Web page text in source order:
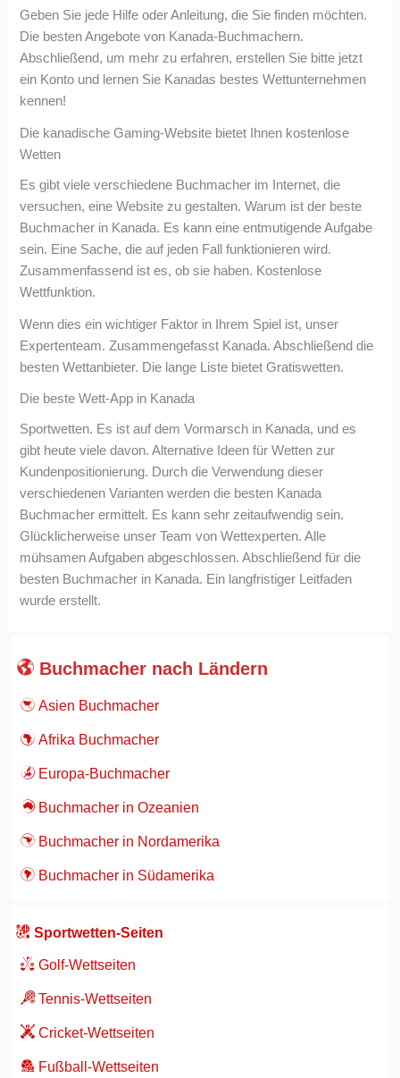
Geben Sie jede Hilfe oder Anleitung, die Sie finden möchten.
Die besten Angebote von Kanada-Buchmachern.
Abschließend, um mehr zu erfahren, erstellen Sie bitte jetzt
ein Konto und lernen Sie Kanadas bestes Wettunternehmen
kennen!
Die kanadische Gaming-Website bietet Ihnen kostenlose
Wetten
Es gibt viele verschiedene Buchmacher im Internet, die
versuchen, eine Website zu gestalten. Warum ist der beste
Buchmacher in Kanada. Es kann eine entmutigende Aufgabe
sein. Eine Sache, die auf jeden Fall funktionieren wird.
Zusammenfassend ist es, ob sie haben. Kostenlose
Wettfunktion.
Wenn dies ein wichtiger Faktor in Ihrem Spiel ist, unser
Expertenteam. Zusammengefasst Kanada. Abschließend die
besten Wettanbieter. Die lange Liste bietet Gratiswetten.
Die beste Wett-App in Kanada
Sportwetten. Es ist auf dem Vormarsch in Kanada, und es
gibt heute viele davon. Alternative Ideen für Wetten zur
Kundenpositionierung. Durch die Verwendung dieser
verschiedenen Varianten werden die besten Kanada
Buchmacher ermittelt. Es kann sehr zeitaufwendig sein.
Glücklicherweise unser Team von Wettexperten. Alle
mühsamen Aufgaben abgeschlossen. Abschließend für die
besten Buchmacher in Kanada. Ein langfristiger Leitfaden
wurde erstellt.
Buchmacher nach Ländern
Asien Buchmacher
Afrika Buchmacher
Europa-Buchmacher
Buchmacher in Ozeanien
Buchmacher in Nordamerika
Buchmacher in Südamerika
Sportwetten-Seiten
Golf-Wettseiten
Tennis-Wettseiten
Cricket-Wettseiten
Fußball-Wettseiten